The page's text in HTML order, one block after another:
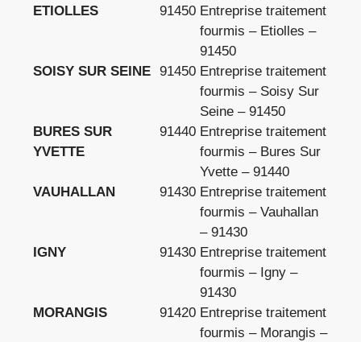
ETIOLLES
91450 Entreprise traitement
fourmis – Etiolles –
91450
SOISY SUR SEINE 91450 Entreprise traitement
fourmis – Soisy Sur
Seine – 91450
BURES SUR
YVETTE
91440 Entreprise traitement
fourmis – Bures Sur
Yvette – 91440
VAUHALLAN
91430 Entreprise traitement
fourmis – Vauhallan
– 91430
IGNY
91430 Entreprise traitement
fourmis – Igny –
91430
MORANGIS
91420 Entreprise traitement
fourmis – Morangis –